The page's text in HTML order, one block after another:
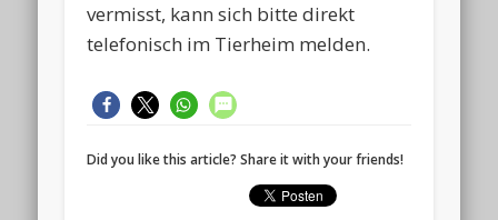
vermisst, kann sich bitte direkt
telefonisch im Tierheim melden.
Did you like this article? Share it with your friends!